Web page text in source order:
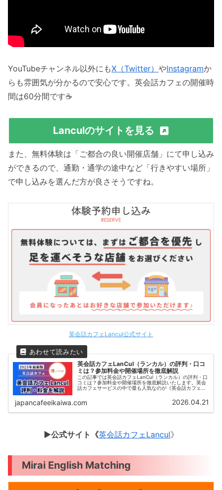
YouTubeチャンネル以外にもX（Twitter） やInstagramか
らも雰囲気が分かるので安心です。英会話カフェの開催時
間は60分間です☕️
Lanculのサイトを見る
また、無料体験は「ご都合の良い開催店舗」にて申し込み
ができるので、通勤・通学の途中など「行きやすい場所」
で申し込みを選んだ方が良さそうですね。
英会話カフェLancul公式サイト
英会話カフェLanCul（ランカル）の評判・口コ
ミは？参加料金や開催場所を徹底解説
この記事では英会話カフェLanCul（ランカル）の評判・口
コミは？参加料金や開催場所を徹底解説いたします。英会
話カフェサービスの中で最も人気なのが《英会話カフェ
コミュニティLanculの評判や口コミ、料金プランなどをご
紹介いたします。
japancafeeikaiwa.com 2026.04.21
▶︎公式サイト《英会話カフェLancul》
Mirai English Matching